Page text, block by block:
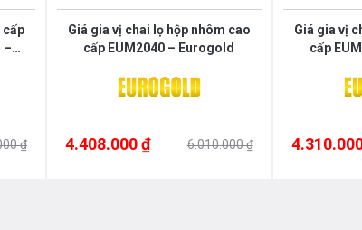
cấp
–
₫
Giá gia vị chai lọ hộp nhôm cao
cấp EUM2040 – Eurogold
4.408.000 ₫ 6.010.000 ₫
Giá gia vị
cấp